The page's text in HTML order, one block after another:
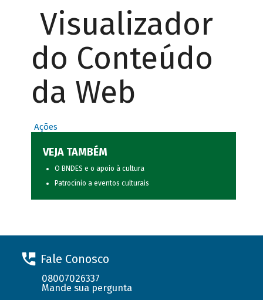
Visualizador
do Conteúdo
da Web
Ações
VEJA TAMBÉM
O BNDES e o apoio à cultura
Patrocínio a eventos culturais
Fale Conosco
08007026337
Mande sua pergunta